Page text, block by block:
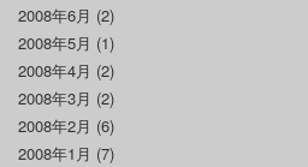
2008年6月 (2)
2008年5月 (1)
2008年4月 (2)
2008年3月 (2)
2008年2月 (6)
2008年1月 (7)